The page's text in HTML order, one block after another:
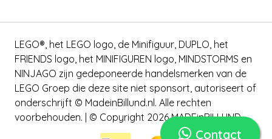
Contact
LEGO®, het LEGO logo, de Minifiguur, DUPLO, het
FRIENDS logo, het MINIFIGUREN logo, MINDSTORMS en
NINJAGO zijn gedeponeerde handelsmerken van de
LEGO Groep die deze site niet sponsort, autoriseert of
onderschrijft © MadeinBillund.nl. Alle rechten
voorbehouden. | © Copyright 2026 MADEinBILLUND